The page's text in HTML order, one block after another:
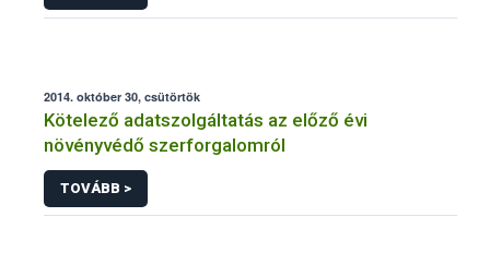
2014. október 30, csütörtök
Kötelező adatszolgáltatás az előző évi
növényvédő szerforgalomról
TOVÁBB >